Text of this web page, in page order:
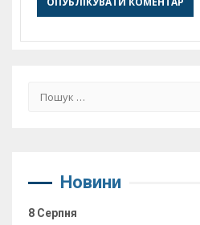
Пошук:
Новини
8 Серпня